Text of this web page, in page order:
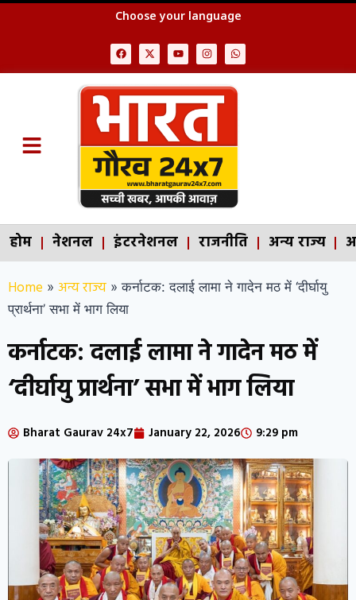
Choose your language
होम नेशनल इंटरनेशनल राजनीति अन्य राज्य
Home » अन्य राज्य » कर्नाटक: दलाई लामा ने गादेन मठ में ‘दीर्घायु
प्रार्थना’ सभा में भाग लिया
कर्नाटक: दलाई लामा ने गादेन मठ में
‘दीर्घायु प्रार्थना’ सभा में भाग लिया
Bharat Gaurav 24x7 January 22, 2026 9:29 pm